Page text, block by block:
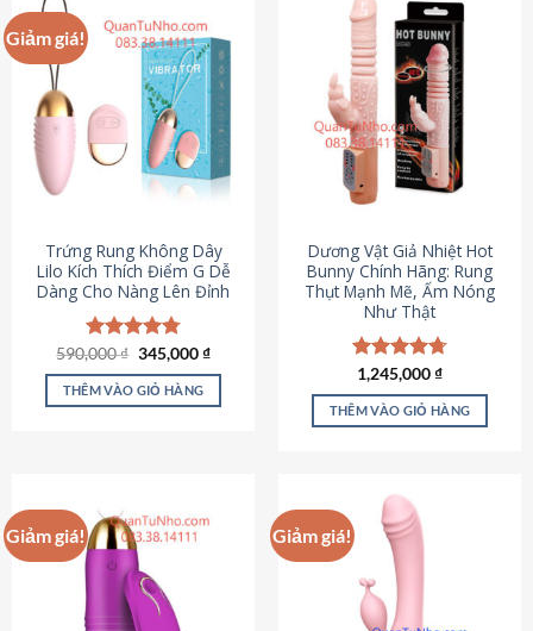
Giảm giá!
Trứng Rung Không Dây
Lilo Kích Thích Điểm G Dễ
Dàng Cho Nàng Lên Đỉnh
Được xếp
hạng4.79
5 sao
590,000₫ Giá
là:
590,000 ₫.
345,000₫Giá
tại
345,000 ₫.
THÊM VÀO GIỎ HÀNG
Dương Vật Giả Nhiệt Hot
Bunny Chính Hãng: Rung
Thụt Mạnh Mẽ, Ấm Nóng
Như Thật
Được xếp
hạng4.73
5 sao
1,245,000₫
THÊM VÀO GIỎ HÀNG
Giảm giá! Giảm giá!